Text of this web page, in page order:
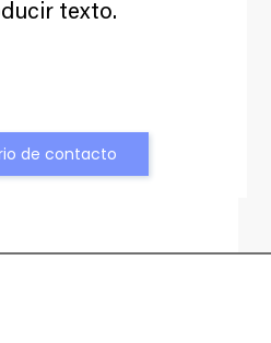
texto.
de contacto